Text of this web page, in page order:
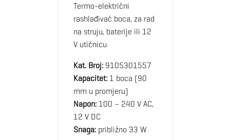
Termo-električni
rashlađivač boca, za rad
na struju, baterije ili 12
V utičnicu
Kat. Broj:9105301557
Kapacitet:1 boca (90
mm u promjeru)
Napon:100 – 240 V AC,
12 V DC
Snaga:približno 33 W